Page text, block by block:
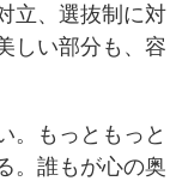
立、選抜制に対
しい部分も、容
。もっともっと
。誰もが心の奥